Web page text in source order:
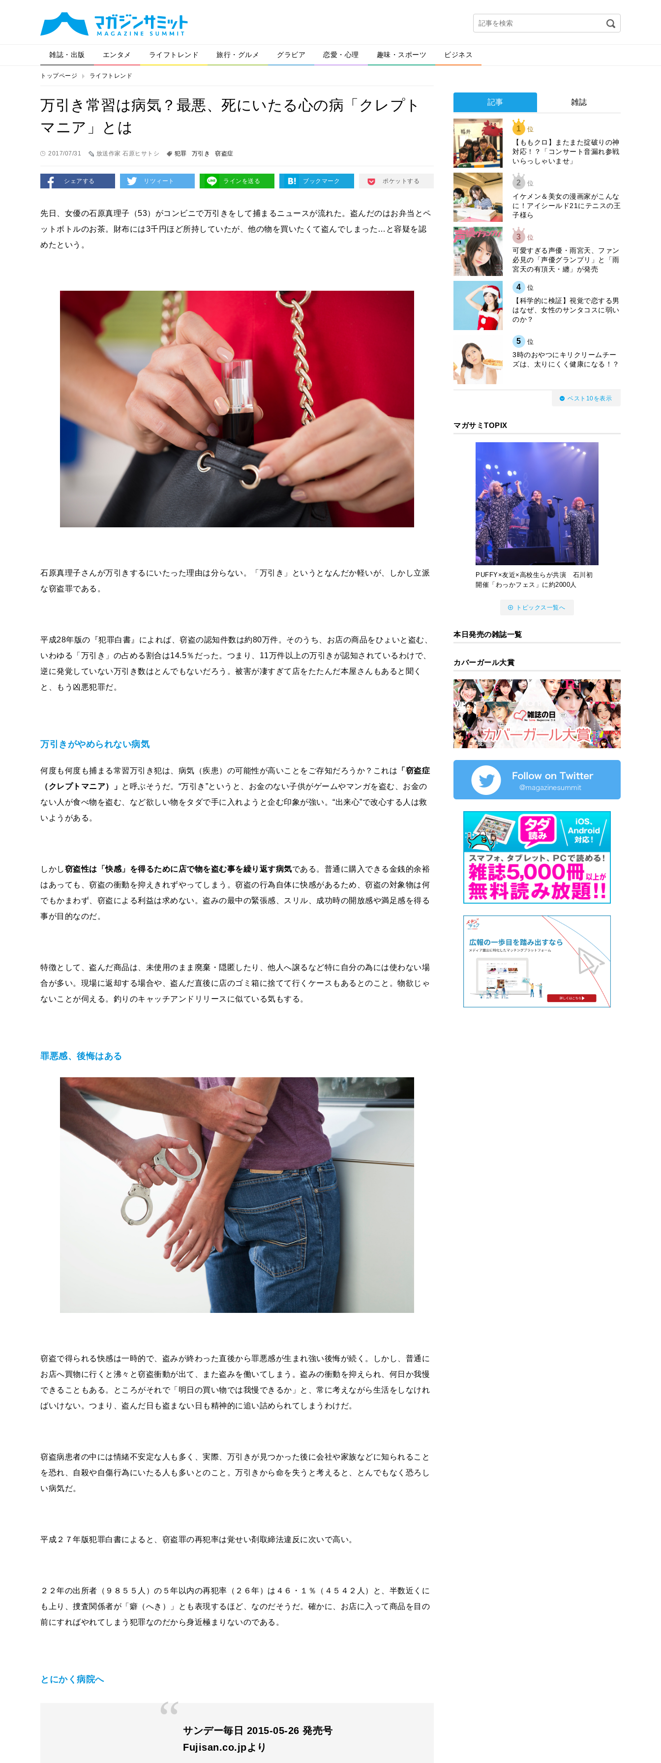
雑誌・出版 エンタメ ライフトレンド 旅行・グルメ グラビア 恋愛・心理 趣味・スポーツ ビジネス
トップページ ライフトレンド
万引き常習は病気？最悪、死にいたる心の病「クレプト
マニア」とは
2017/07/31 放送作家 石原ヒサトシ 犯罪 万引き 窃盗症
シェアする リツィート ラインを送る ブックマーク ポケットする
先日、女優の石原真理子（53）がコンビニで万引きをして捕まるニュースが流れた。盗んだのはお弁当とペ
ットボトルのお茶。財布には3千円ほど所持していたが、他の物を買いたくて盗んでしまった…と容疑を認
めたという。
石原真理子さんが万引きするにいたった理由は分らない。「万引き」というとなんだか軽いが、しかし立派
な窃盗罪である。
平成28年版の『犯罪白書』によれば、窃盗の認知件数は約80万件。そのうち、お店の商品をひょいと盗む、
いわゆる「万引き」の占める割合は14.5％だった。つまり、 11万件以上の万引きが認知されているわけで、
逆に発覚していない万引き数はとんでもないだろう。被害が凄すぎて店をたたんだ本屋さんもあると聞く
と、もう凶悪犯罪だ。
万引きがやめられない病気
何度も何度も捕まる常習万引き犯は、病気（疾患）の可能性が高いことをご存知だろうか？これは 「窃盗症
（クレプトマニア）」 と呼ぶそうだ。“万引き”というと、お金のない子供がゲームやマンガを盗む、お金の
ない人が食べ物を盗む、など欲しい物をタダで手に入れようと企む印象が強い。“出来心”で改心する人は救
いようがある。
しかし窃盗性は「快感」を得るために店で物を盗む事を繰り返す病気である。普通に購入できる金銭的余裕
はあっても、窃盗の衝動を抑えきれずやってしまう。窃盗の行為自体に快感があるため、窃盗の対象物は何
でもかまわず、窃盗による利益は求めない。盗みの最中の緊張感、スリル、成功時の開放感や満足感を得る
事が目的なのだ。
特徴として、盗んだ商品は、未使用のまま廃棄・隠匿したり、他人へ譲るなど特に自分の為には使わない場
合が多い。現場に返却する場合や、盗んだ直後に店のゴミ箱に捨てて行くケースもあるとのこと。物欲じゃ
ないことが伺える。釣りのキャッチアンドリリースに似ている気もする。
罪悪感、後悔はある
窃盗で得られる快感は一時的で、盗みが終わった直後から罪悪感が生まれ強い後悔が続く。しかし、普通に
お店へ買物に行くと沸々と窃盗衝動が出て、また盗みを働いてしまう。盗みの衝動を抑えられ、何日か我慢
できることもある。ところがそれで「明日の買い物では我慢できるか」と、常に考えながら生活をしなけれ
ばいけない。つまり、盗んだ日も盗まない日も精神的に追い詰められてしまうわけだ。
窃盗病患者の中には情緒不安定な人も多く、実際、万引きが見つかった後に会社や家族などに知られること
を恐れ、自殺や自傷行為にいたる人も多いとのこと。万引きから命を失うと考えると、とんでもなく恐ろし
い病気だ。
平成２７年版犯罪白書によると、窃盗罪の再犯率は覚せい剤取締法違反に次いで高い。
２２年の出所者（９８５５人）の５年以内の再犯率（２６年）は４６・１％（４５４２人）と、半数近くに
も上り、捜査関係者が「癖（へき）」とも表現するほど、なのだそうだ。確かに、お店に入って商品を目の
前にすればやれてしまう犯罪なのだから身近極まりないのである。
とにかく病院へ
サンデー毎日 2015-05-26 発売号
Fujisan.co.jpより
記事 雑誌
1 位
【ももクロ】またまた掟破りの神
対応！？「コンサート音漏れ参戦
いらっしゃいませ」
2 位
イケメン＆美女の漫画家がこんな
に！アイシールド21にテニスの王
子様ら
3 位
可愛すぎる声優・雨宮天、ファン
必見の「声優グランプリ」と「雨
宮天の有頂天・纏」が発売
4 位
【科学的に検証】視覚で恋する男
はなぜ、女性のサンタコスに弱い
のか？
5 位
3時のおやつにキリクリームチー
ズは、太りにくく健康になる！？
ベスト10を表示
マガサミTOPIX
PUFFY×友近×高校生らが共演 石川初
開催「わっかフェス」に約2000人
トピックス一覧へ
本日発売の雑誌一覧
カバーガール大賞